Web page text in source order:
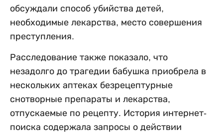
обсуждали способ убийства детей,
необходимые лекарства, место совершения
преступления.
Расследование также показало, что
незадолго до трагедии бабушка приобрела в
нескольких аптеках безрецептурные
снотворные препараты и лекарства,
отпускаемые по рецепту. История интернет-
поиска содержала запросы о действии